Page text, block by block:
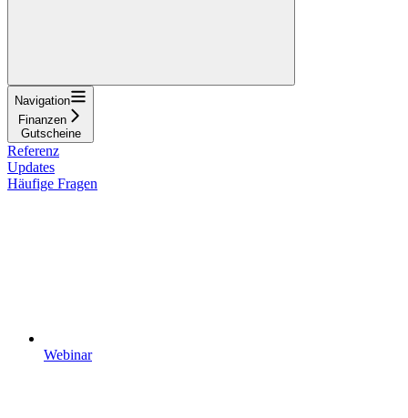
Navigation
Finanzen
Gutscheine
Referenz
Updates
Häufige Fragen
Webinar